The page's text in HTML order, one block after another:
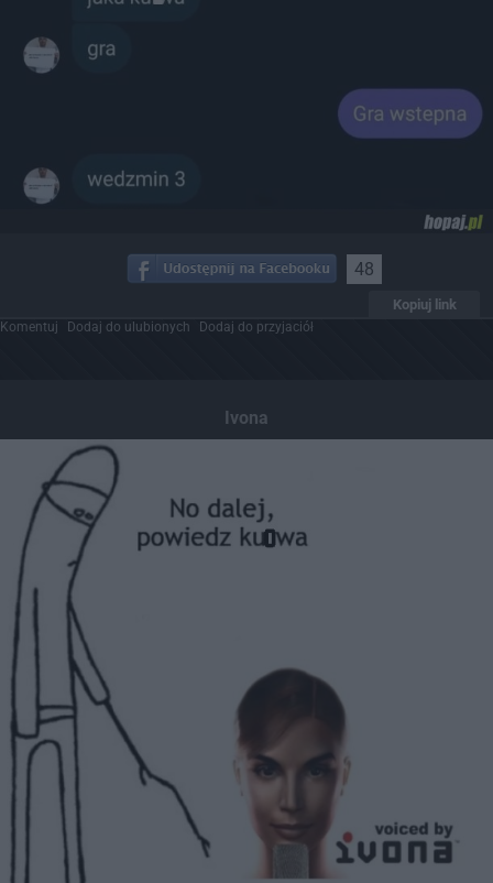
48
Kopiuj link
Komentuj Dodaj do ulubionych Dodaj do przyjaciół
Ivona